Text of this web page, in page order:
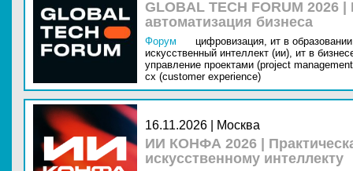
GLOBAL TECH FORUM
автоматизация бизнеса
Форум цифровизация, ит в
искусственный интеллект (ии), ит в
управление проектами (project
cx (customer experience)
16.11.2026 | Москва
ИИ КОНФА 2026 |
искусственному интеллекту